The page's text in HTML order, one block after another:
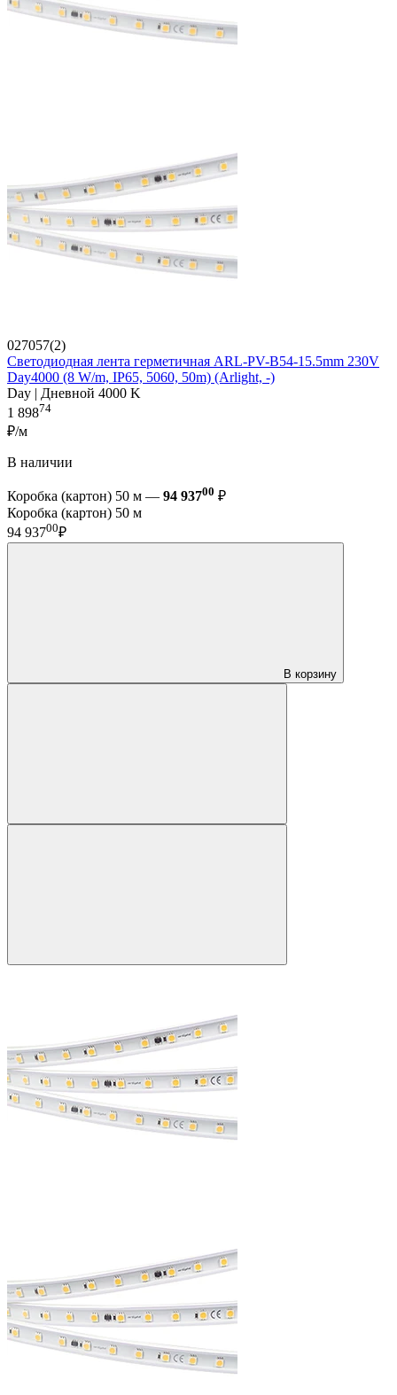
027057(2)
Светодиодная лента герметичная ARL-PV-B54-15.5mm 230V
Day4000 (8 W/m, IP65, 5060, 50m) (Arlight, -)
Day | Дневной 4000 K
1 89874
₽/м
В наличии
Коробка (картон) 50 м — 94 93700 ₽
Коробка (картон) 50 м
94 93700₽
В корзину